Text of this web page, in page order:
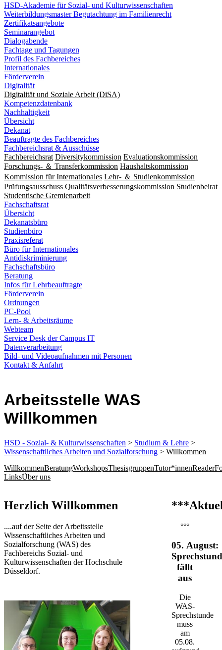
HSD-Akademie für Sozial- und Kulturwissenschaften
Weiterbildungsmaster Begutachtung im Familienrecht
Zertifikatsangebote
Seminarangebot
Dialogabende
Fachtage und Tagungen
Profil des Fachbereiches
Internationales
Förderverein
Digitalität
Digitalität und Soziale Arbeit (DiSA)
Kompetenzdatenbank
Nachhaltigkeit
Übersicht
Dekanat
Beauftragte des Fachbereiches
Fachbereichsrat & Ausschüsse
Fachbereichsrat Diversitykommission Evaluationskommission
Forschungs- ＆ Transferkommission Haushaltskommission
Kommission für Internationales Lehr- ＆ Studienkommission
Prüfungsausschuss Qualitätsverbesserungskommission Studienbeirat
Studentische Gremienarbeit
Fachschaftsrat
Übersicht
Dekanatsbüro
Studienbüro
Praxisreferat
Büro für Internationales
Antidiskriminierung
Fachschaftsbüro
Beratung
Infos für Lehrbeauftragte
Förderverein
Ordnungen
PC-Pool
Lern- & Arbeitsräume
Webteam
Service Desk der Campus IT
Datenverarbeitung
Bild- und Videoaufnahmen mit Personen
Kontakt & Anfahrt
Arbeitsstelle WAS
Willkommen
HSD - Sozial- & Kulturwissenschaften > Studium & Lehre >
Wissenschaftliches Arbeiten und Sozialforschung > Willkommen
WillkommenBeratungWorkshopsThesisgruppenTutor*innenReader
LinksÜber uns
​​​​​​​​​​​​​​​​​​​​​​​​​​​Herzlich Willkommen
....auf der Seite der Arbeitsstelle
Wissenschaftliches Arbeiten und
Sozialforschung (WAS) des
Fachbereichs Sozial- und
Kulturwissenschaften der Hochschule
Düsseldorf.​​​​​​​
°°°
05. August:
fällt
aus
Die
WAS-
Sprechstunde
muss
am
05.08.